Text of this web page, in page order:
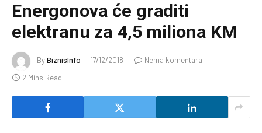
Energonova će graditi
elektranu za 4,5 miliona KM
ByBiznisInfo 17/12/2018
Nema komentara
2 Mins Read